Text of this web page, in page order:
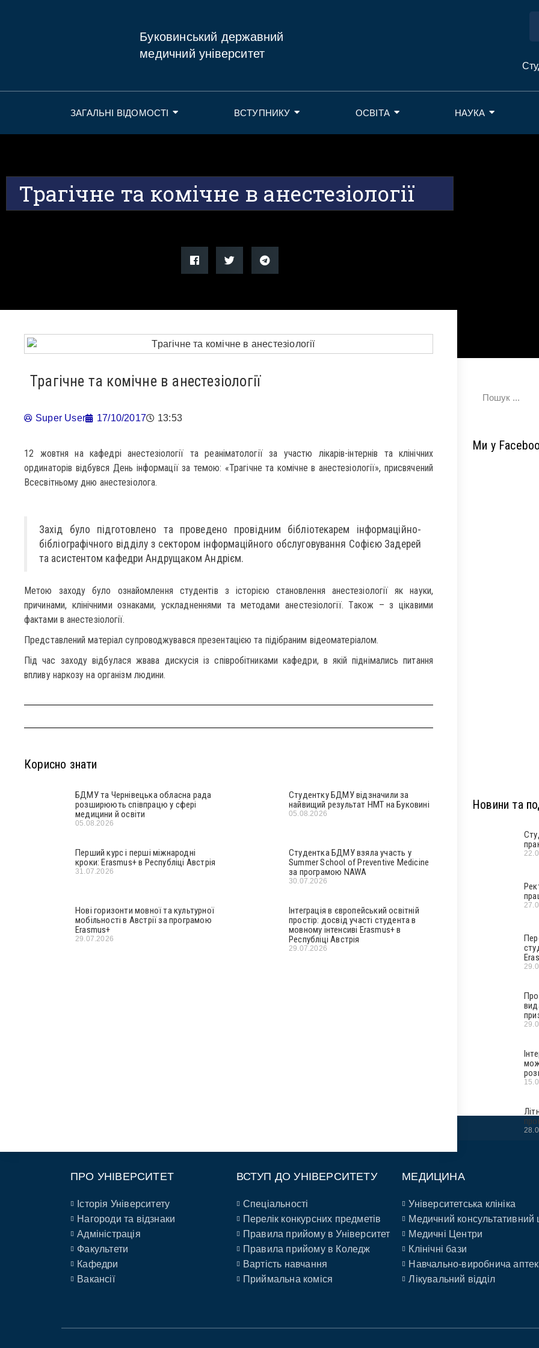
Буковинський державний
медичний університет
ЗАГАЛЬНІ ВІДОМОСТІ ВСТУПНИКУ ОСВІТА НАУКА
Трагічне та комічне в анестезіології
Трагічне та комічне в анестезіології
Super User 17/10/2017 13:53
12 жовтня на кафедрі анестезіології та реаніматології за участю лікарів-інтернів та клінічних
ординаторів відбувся День інформації за темою: «Трагічне та комічне в анестезіології», присвячений
Всесвітньому дню анестезіолога.
Захід було підготовлено та проведено провідним бібліотекарем інформаційно-
бібліографічного відділу з сектором інформаційного обслуговування Софією Задерей
та асистентом кафедри Андрущаком Андрієм.
Метою заходу було ознайомлення студентів з історією становлення анестезіології як науки,
причинами, клінічними ознаками, ускладненнями та методами анестезіології. Також – з цікавими
фактами в анестезіології.
Представлений матеріал супроводжувався презентацією та підібраним відеоматеріалом.
Під час заходу відбулася жвава дискусія із співробітниками кафедри, в якій піднімались питання
впливу наркозу на організм людини.
Корисно знати
БДМУ та Чернівецька обласна рада
розширюють співпрацю у сфері
медицини й освіти
05.08.2026
Студентку БДМУ відзначили за
найвищий результат НМТ на Буковині
05.08.2026
Перший курс і перші міжнародні
кроки: Erasmus+ в Республіці Австрія
31.07.2026
Студентка БДМУ взяла участь у
Summer School of Preventive Medicine
за програмою NAWA
30.07.2026
Нові горизонти мовної та культурної
мобільності в Австрії за програмою
Erasmus+
29.07.2026
Інтеграція в європейський освітній
простір: досвід участі студента в
мовному інтенсиві Erasmus+ в
Республіці Австрія
29.07.2026
Ми у
Новини та
ПРО УНІВЕРСИТЕТ
Історія Університету
Нагороди та відзнаки
Адміністрація
Факультети
Кафедри
Вакансії
ВСТУП ДО УНІВЕРСИТЕТУ
Спеціальності
Перелік конкурсних предметів
Правила прийому в Університет
Правила прийому в Коледж
Вартість навчання
Приймальна коміся
МЕДИЦИНА
Університетська клініка
Медичний консультативний
Медичні Центри
Клінічні бази
Навчально-виробнича
Лікувальний відділ